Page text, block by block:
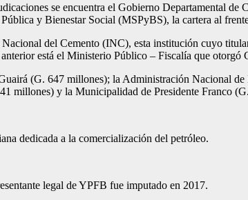
se encuentra el Gobierno Departamental
y Bienestar So­cial (MSPyBS), la cartera al
del Cemento (INC), esta ins­titución cuyo
está el Ministerio Público – Fiscalía que otorgó
(G. 647 millo­nes); la Administración Nacional
millones) y la Municipalidad de Presidente Franco
dedicada a la comercialización del petróleo.
legal de YPFB fue imputado en 2017.